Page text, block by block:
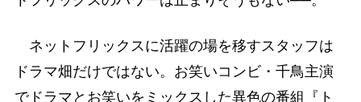
ネットフリックスに活躍の場を移すスタッフは
ドラマ畑だけではない。お笑いコンビ・千鳥主演
でドラマとお笑いをミックスした異色の番組『ト